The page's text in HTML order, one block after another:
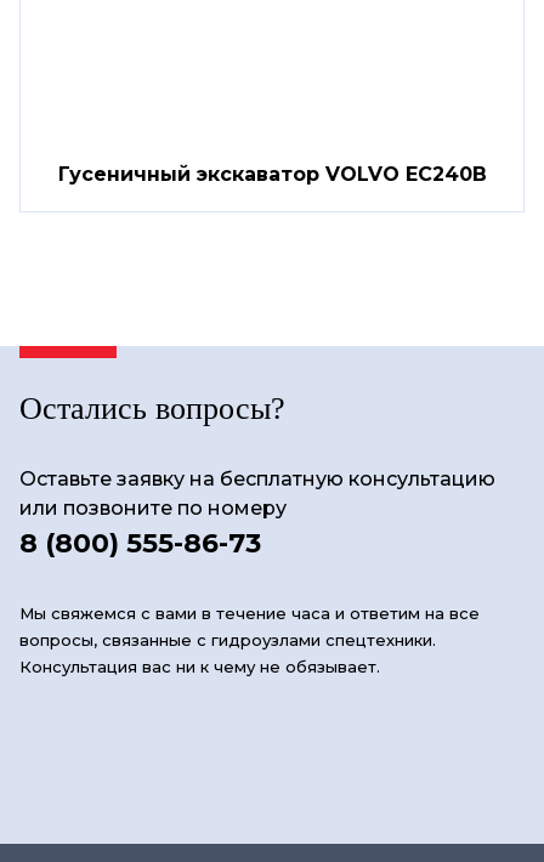
Гусеничный экскаватор VOLVO EC240B
Остались вопросы?
Оставьте заявку на бесплатную консультацию
или позвоните по номеру
8 (800) 555-86-73
Мы свяжемся с вами в течение часа и ответим на все
вопросы, связанные с гидроузлами спецтехники.
Консультация вас ни к чему не обязывает.